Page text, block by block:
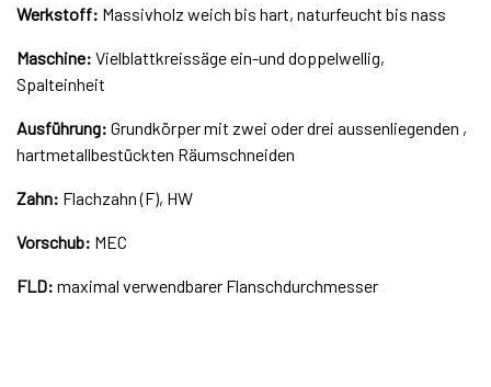
Werkstoff: Massivholz weich bis hart, naturfeucht bis nass
Maschine: Vielblattkreissäge ein-und doppelwellig,
Spalteinheit
Ausführung: Grundkörper mit zwei oder drei aussenliegenden ,
hartmetallbestückten Räumschneiden
Zahn: Flachzahn (F), HW
Vorschub: MEC
FLD: maximal verwendbarer Flanschdurchmesser